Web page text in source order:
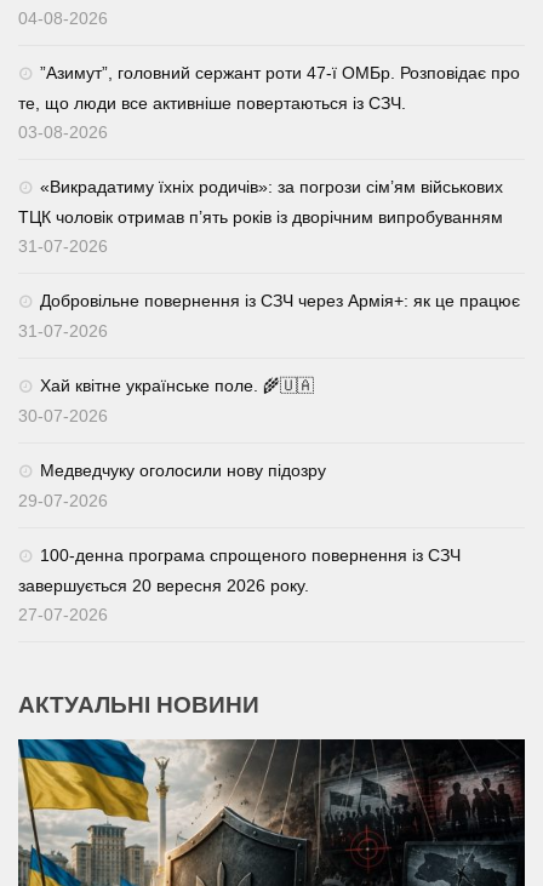
04-08-2026
⁨”Азимут”, головний сержант роти 47-ї ОМБр. Розповідає про
те, що люди все активніше повертаються із СЗЧ.
03-08-2026
«Викрадатиму їхніх родичів»: за погрози сім’ям військових
ТЦК чоловік отримав п’ять років із дворічним випробуванням
31-07-2026
Добровільне повернення із СЗЧ через Армія+: як це працює
31-07-2026
Хай квітне українське поле. 🌾🇺🇦
30-07-2026
Медведчуку оголосили нову підозру
29-07-2026
100-денна програма спрощеного повернення із СЗЧ
завершується 20 вересня 2026 року.
27-07-2026
АКТУАЛЬНІ НОВИНИ